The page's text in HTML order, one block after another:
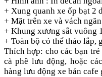
+ Xung quanh xe ốp bạt 2
+ Mặt trên xe và vách
+ Khung xương sắt vuông
+ Toàn bộ có thể tháo lắp,
Thích hợp: cho các bạn
cà phê lưu động, hoặc
hàng lưu động xe bán cafe